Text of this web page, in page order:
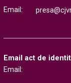
Email:
Email act de
Email: